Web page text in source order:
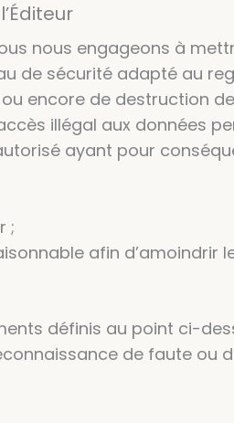
nous engageons à
de sécurité adapté au
encore de destruction
illégal aux données
ayant pour
;
afin
définis au point ci-
de faute ou